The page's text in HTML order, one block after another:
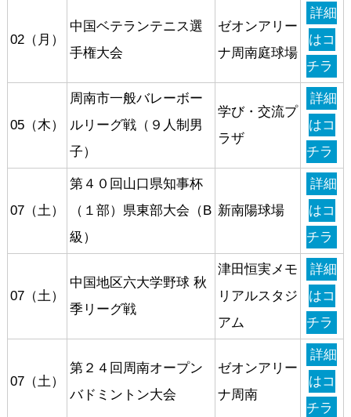
02（月）
中国ベテランテニス選
手権大会
ゼオンアリー
ナ周南庭球場
詳細
はコ
チラ
05（木）
周南市一般バレーボー
ルリーグ戦（９人制男
子）
学び・交流プ
ラザ
詳細
はコ
チラ
07（土）
第４０回山口県知事杯
（１部）県東部大会（B
級）
新南陽球場
詳細
はコ
チラ
07（土）
中国地区六大学野球 秋
季リーグ戦
津田恒実メモ
リアルスタジ
アム
詳細
はコ
チラ
07（土）
第２４回周南オープン
バドミントン大会
ゼオンアリー
ナ周南
詳細
はコ
チラ